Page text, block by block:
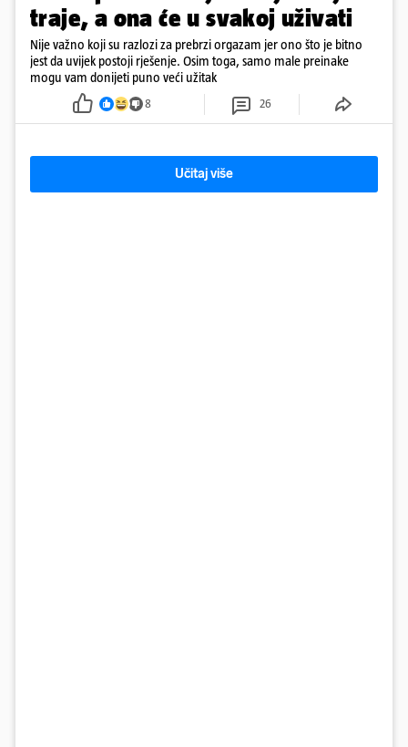
traje, a ona će u svakoj uživati
Nije važno koji su razlozi za prebrzi orgazam jer ono što je bitno
jest da uvijek postoji rješenje. Osim toga, samo male preinake
mogu vam donijeti puno veći užitak
8 26
Učitaj više